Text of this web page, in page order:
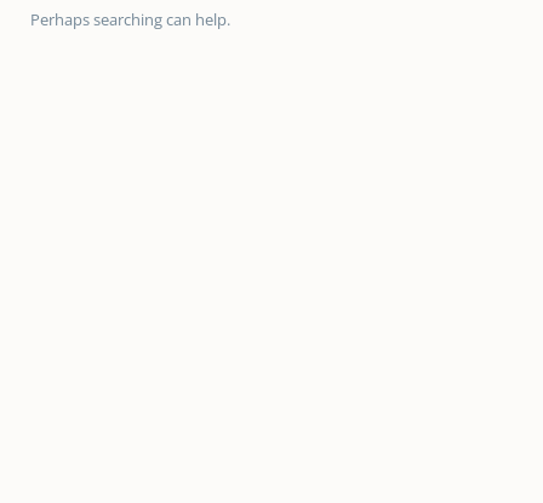
Perhaps searching can help.